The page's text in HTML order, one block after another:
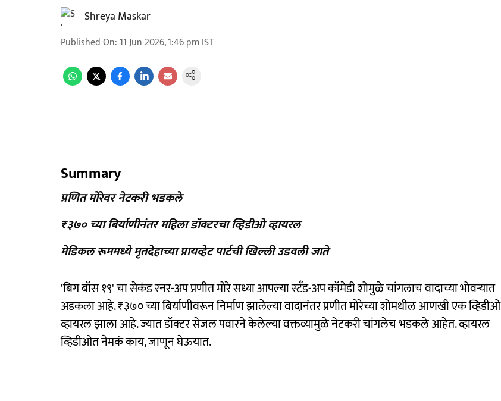
Shreya Maskar
Published On: 11 Jun 2026, 1:46 pm IST
Summary
प्रणित मोरेवर नेटकरी भडकले
₹३७० च्या बिर्याणीनंतर महिला डॉक्टरचा व्हिडीओ व्हायरल
मेडि‍कल रूममध्ये मृतदेहाच्या प्रायव्हेट पार्टची खिल्ली उडवली जाते
'बिग बॉस १९' चा सेकंड रनर-अप प्रणीत मोरे सध्या आपल्या स्टँड-अप कॉमेडी शोमुळे चांगलाच वादाच्या भोवऱ्यात
अडकला आहे. ₹३७० च्या बिर्याणीवरून निर्माण झालेल्या वादानंतर प्रणीत मोरेच्या शोमधील आणखी एक व्हिडीओ
व्हायरल झाला आहे. ज्यात डॉक्टर सेजल पवारने केलेल्या वक्तव्यामुळे नेटकरी चांगलेच भडकले आहेत. व्हायरल
व्हिडीओत नेमकं काय, जाणून घेऊयात.